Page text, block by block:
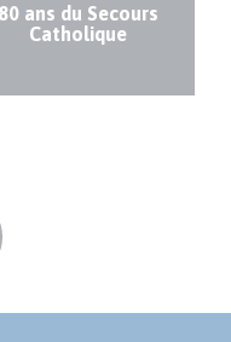
80 ans du Secours
Catholique